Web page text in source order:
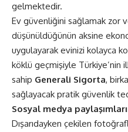
gelmektedir.
Ev güvenliğini sağlamak zor
düşünüldüğünün aksine
uygulayarak evinizi kolayca
köklü geçmişiyle Türkiye’nin
sahip Generali Sigorta,
sağlayacak pratik güvenlik
Sosyal medya
Dışarıdayken çekilen